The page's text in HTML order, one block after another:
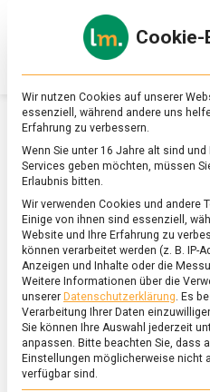
SCHLAGWORT:
Cookie-
Wir nutzen Cookies auf unserer
essenziell, während andere uns
Erfahrung zu verbessern.
Wenn Sie unter 16 Jahre alt sind
Services geben möchten, müssen
Erlaubnis bitten.
Wir verwenden Cookies und andere
Einige von ihnen sind essenziell,
Website und Ihre Erfahrung zu
können verarbeitet werden (z. B. IP-
Anzeigen und Inhalte oder die
Weitere Informationen über die
unserer Datenschutzerklärung. Es
Verarbeitung Ihrer Daten
Sie können Ihre Auswahl jederzeit
anpassen. Bitte beachten Sie, dass
Einstellungen möglicherweise nicht
verfügbar sind.